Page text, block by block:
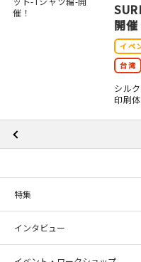
開催
イベ
台湾
シル
印刷
特集
インタビュー